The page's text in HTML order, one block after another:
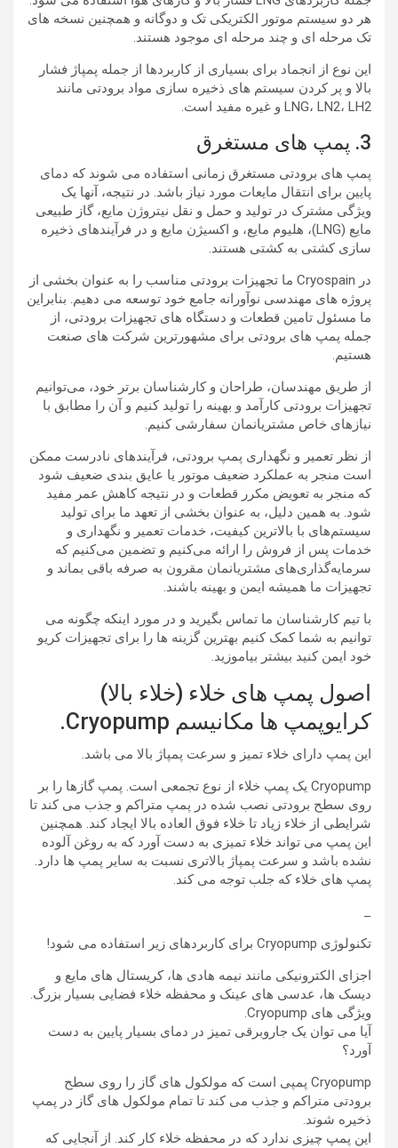
هر دو سیستم موتور الکتریکی تک و دوگانه و همچنین نسخه های
تک مرحله ای و چند مرحله ای موجود هستند.
این نوع از انجماد برای بسیاری از کاربردها از جمله پمپاژ فشار
بالا و پر کردن سیستم های ذخیره سازی مواد برودتی مانند
LNG، LN2، LH2 و غیره مفید است.
3. پمپ های مستغرق
پمپ های برودتی مستغرق زمانی استفاده می شوند که دمای
پایین برای انتقال مایعات مورد نیاز باشد. در نتیجه، آنها یک
ویژگی مشترک در تولید و حمل و نقل نیتروژن مایع، گاز طبیعی
مایع (LNG)، هلیوم مایع، و اکسیژن مایع و در فرآیندهای ذخیره
سازی کشتی به کشتی هستند.
در Cryospain ما تجهیزات برودتی مناسب را به عنوان بخشی از
پروژه های مهندسی نوآورانه جامع خود توسعه می دهیم. بنابراین
ما مسئول تامین قطعات و دستگاه های تجهیزات برودتی، از
جمله پمپ های برودتی برای مشهورترین شرکت های صنعت
هستیم.
از طریق مهندسان، طراحان و کارشناسان برتر خود، می‌توانیم
تجهیزات برودتی کارآمد و بهینه را تولید کنیم و آن را مطابق با
نیازهای خاص مشتریانمان سفارشی کنیم.
از نظر تعمیر و نگهداری پمپ برودتی، فرآیندهای نادرست ممکن
است منجر به عملکرد ضعیف موتور یا عایق بندی ضعیف شود
که منجر به تعویض مکرر قطعات و در نتیجه کاهش عمر مفید
شود. به همین دلیل، به عنوان بخشی از تعهد ما برای تولید
سیستم‌های با بالاترین کیفیت، خدمات تعمیر و نگهداری و
خدمات پس از فروش را ارائه می‌کنیم و تضمین می‌کنیم که
سرمایه‌گذاری‌های مشتریانمان مقرون به صرفه باقی بماند و
تجهیزات ما همیشه ایمن و بهینه باشند.
با تیم کارشناسان ما تماس بگیرید و در مورد اینکه چگونه می
توانیم به شما کمک کنیم بهترین گزینه ها را برای تجهیزات کریو
خود ایمن کنید بیشتر بیاموزید.
اصول پمپ های خلاء (خلاء بالا)
کرایوپمپ ها مکانیسم Cryopump.
این پمپ دارای خلاء تمیز و سرعت پمپاژ بالا می باشد.
Cryopump یک پمپ خلاء از نوع تجمعی است. پمپ گازها را بر
روی سطح برودتی نصب شده در پمپ متراکم و جذب می کند تا
شرایطی از خلاء زیاد تا خلاء فوق العاده بالا ایجاد کند. همچنین
این پمپ می تواند خلاء تمیزی به دست آورد که به روغن آلوده
نشده باشد و سرعت پمپاژ بالاتری نسبت به سایر پمپ ها دارد.
پمپ های خلاء که جلب توجه می کند.
تکنولوژی Cryopump برای کاربردهای زیر استفاده می شود!
اجزای الکترونیکی مانند نیمه هادی ها، کریستال های مایع و
دیسک ها، عدسی های عینک و محفظه خلاء فضایی بسیار بزرگ.
ویژگی های Cryopump.
آیا می توان یک جاروبرقی تمیز در دمای بسیار پایین به دست
آورد؟
Cryopump پمپی است که مولکول های گاز را روی سطح
برودتی متراکم و جذب می کند تا تمام مولکول های گاز در پمپ
ذخیره شوند.
این پمپ چیزی ندارد که در محفظه خلاء کار کند. از آنجایی که